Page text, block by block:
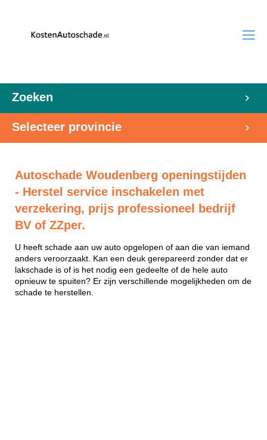
Zoeken
Selecteer provincie
Autoschade Woudenberg openingstijden
- Herstel service inschakelen met
verzekering, prijs professioneel bedrijf
BV of ZZper.
U heeft schade aan uw auto opgelopen of aan die van iemand
anders veroorzaakt. Kan een deuk gerepareerd zonder dat er
lakschade is of is het nodig een gedeelte of de hele auto
opnieuw te spuiten? Er zijn verschillende mogelijkheden om de
schade te herstellen.